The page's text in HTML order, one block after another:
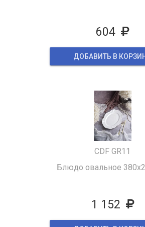
604
ДОБАВИТЬ В
CDF GR11
Блюдо овальное
1 152